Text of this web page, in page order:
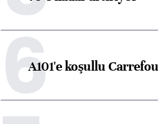
6A101'e koşullu